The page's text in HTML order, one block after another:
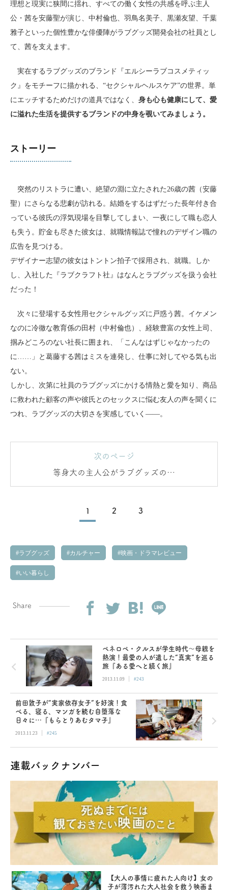
理想と現実に狭間に揺れ、すべての働く女性の共感を呼ぶ主人
公・茜を安藤聖が演じ、中村倫也、羽鳥名美子、黒瀬友望、千葉
雅子といった個性豊かな俳優陣がラブグッズ開発会社の社員とし
て、茜を支えます。
実在するラブグッズのブランド『エルシーラブコスメティッ
ク』をモチーフに描かれる、“セクシャルヘルスケア”の世界。単
にエッチするためだけの道具ではなく、 身も心も健康にして、愛
に溢れた生活を提供するブランドの中身を覗いてみましょう。
ストーリー
突然のリストラに遭い、絶望の淵に立たされた26歳の茜（安藤
聖）にさらなる悲劇が訪れる。結婚をするはずだった長年付き合
っている彼氏の浮気現場を目撃してしまい、一夜にして職も恋人
も失う。貯金も尽きた彼女は、就職情報誌で憧れのデザイン職の
広告を見つける。
デザイナー志望の彼女はトントン拍子で採用され、就職。しか
し、入社した『ラブクラフト社』はなんとラブグッズを扱う会社
だった！
次々に登場する女性用セクシャルグッズに戸惑う茜。イケメン
なのに冷徹な教育係の田村（中村倫也）、経験豊富の女性上司、
掴みどころのない社長に囲まれ、「こんなはずじゃなかったの
に……」と葛藤する茜はミスを連発し、仕事に対してやる気も出
ない。
しかし、次第に社員のラブグッズにかける情熱と愛を知り、商品
に救われた顧客の声や彼氏とのセックスに悩む友人の声を聞くに
つれ、ラブグッズの大切さを実感していく――。
次のページ
等身大の主人公がラブグッズの開
発に目覚めるまで
1 2 3
ラブグッズ カルチャー 映画・ドラマレビュー
いい暮らし
Share
ペネロペ・クルスが学生時代～母親を
熱演！最愛の人が遺した“真実”を巡る
旅『ある愛へと続く旅』
2013.11.09 | #243
前田敦子が“実家依存女子”を好演！食
べる、寝る、マンガを読む自堕落な
日々に…『もらとりあむタマ子』
2013.11.23 | #245
連載バックナンバー
【大人の事情に疲れた人向け】女の
子が薄汚れた大人社会を救う映画ま